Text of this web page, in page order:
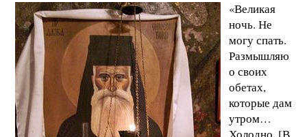
«Великая
ночь. Не
могу спать.
Размышляю
о своих
обетах,
которые дам
утром…